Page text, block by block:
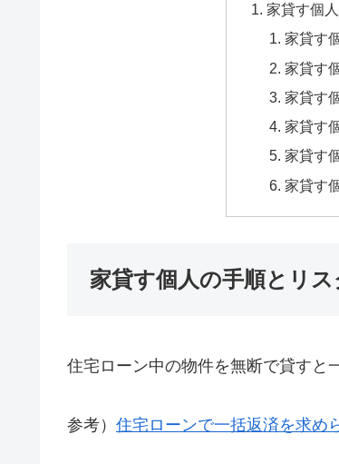
家貸す個
家貸す
家貸す
家貸す
家貸す
家貸す
家貸す
家貸す個人の手順とリス
住宅ローン中の物件を無断で貸すと
参考） 住宅ローンで一括返済を求め